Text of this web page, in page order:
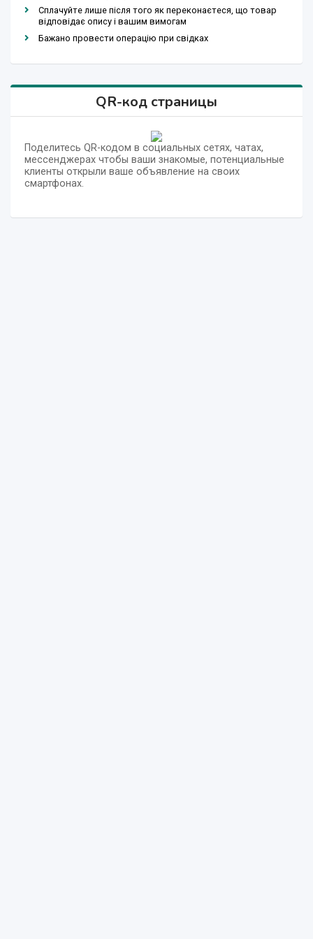
Сплачуйте лише після того як переконаєтеся, що товар
відповідає опису і вашим вимогам
Бажано провести операцію при свідках
QR-код страницы
Поделитесь QR-кодом в социальных сетях, чатах,
мессенджерах чтобы ваши знакомые, потенциальные
клиенты открыли ваше объявление на своих
смартфонах.